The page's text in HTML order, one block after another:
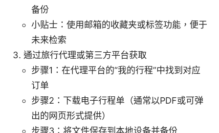
备份
小贴士：使用邮箱的收藏夹或标签功能，便于
未来检索
通过旅行代理或第三方平台获取
步骤1：在代理平台的“我的行程”中找到对应
订单
步骤2：下载电子行程单（通常以PDF或可弹
出的网页形式提供）
步骤3：将文件保存到本地设备并备份